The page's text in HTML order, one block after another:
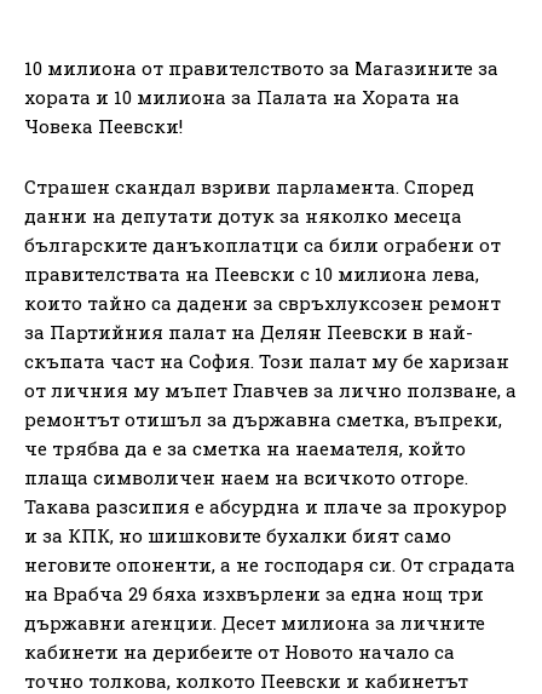
10 милиона от правителството за Магазините за
хората и 10 милиона за Палата на Хората на
Човека Пеевски!
Страшен скандал взриви парламента. Според
данни на депутати дотук за няколко месеца
българските данъкоплатци са били ограбени от
правителствата на Пеевски с 10 милиона лева,
които тайно са дадени за свръхлуксозен ремонт
за Партийния палат на Делян Пеевски в най-
скъпата част на София. Този палат му бе харизан
от личния му мъпет Главчев за лично ползване, а
ремонтът отишъл за държавна сметка, въпреки,
че трябва да е за сметка на наемателя, който
плаща символичен наем на всичкото отгоре.
Такава разсипия е абсурдна и плаче за прокурор
и за КПК, но шишковите бухалки бият само
неговите опоненти, а не господаря си. От сградата
на Врабча 29 бяха изхвърлени за една нощ три
държавни агенции. Десет милиона за личните
кабинети на дерибеите от Новото начало са
точно толкова, колкото Пеевски и кабинетът